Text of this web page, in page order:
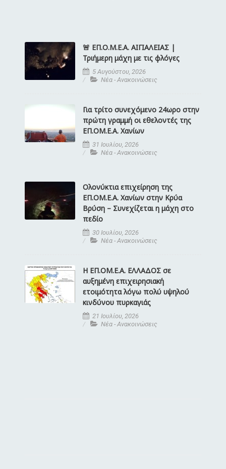
🚨 ΕΠ.Ο.Μ.Ε.Α. ΑΙΓΙΑΛΕΙΑΣ |
Τριήμερη μάχη με τις φλόγες
5 Αυγούστου, 2026
Νέα - Ανακοινώσεις
Για τρίτο συνεχόμενο 24ωρο στην
πρώτη γραμμή οι εθελοντές της
ΕΠ.ΟΜ.Ε.Α. Χανίων
31 Ιουλίου, 2026
Νέα - Ανακοινώσεις
Ολονύκτια επιχείρηση της
ΕΠ.ΟΜ.Ε.Α. Χανίων στην Κρύα
Βρύση – Συνεχίζεται η μάχη στο
πεδίο
30 Ιουλίου, 2026
Νέα - Ανακοινώσεις
Η ΕΠ.ΟΜ.Ε.Α. ΕΛΛΑΔΟΣ σε
αυξημένη επιχειρησιακή
ετοιμότητα λόγω πολύ υψηλού
κινδύνου πυρκαγιάς
21 Ιουλίου, 2026
Νέα - Ανακοινώσεις